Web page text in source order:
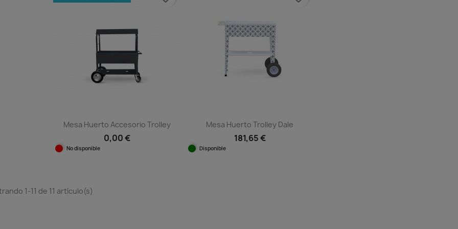
Mesa Huerto Accesorio Trolley
0,00 €
No disponible
Mesa Huerto Trolley Dale
181,65 €
Disponible
1-11 de 11 artículo(s)